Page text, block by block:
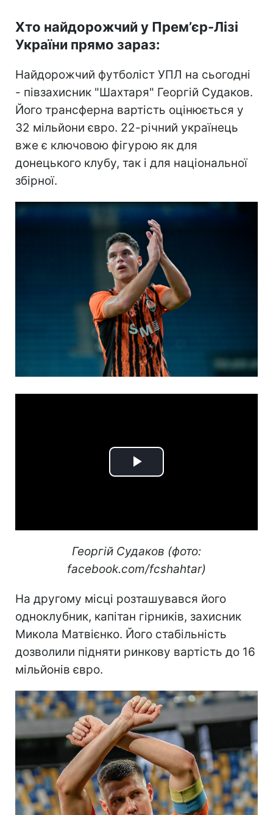
Хто найдорожчий у Прем’єр-Лізі
України прямо зараз:
Найдорожчий футболіст УПЛ на сьогодні
- півзахисник "Шахтаря" Георгій Судаков.
Його трансферна вартість оцінюється у
32 мільйони євро. 22-річний українець
вже є ключовою фігурою як для
донецького клубу, так і для національної
збірної.
Play
Георгій Судаков (фото:
facebook.com/fcshahtar)
На другому місці розташувався його
одноклубник, капітан гірників, захисник
Микола Матвієнко. Його стабільність
дозволили підняти ринкову вартість до 16
мільйонів євро.